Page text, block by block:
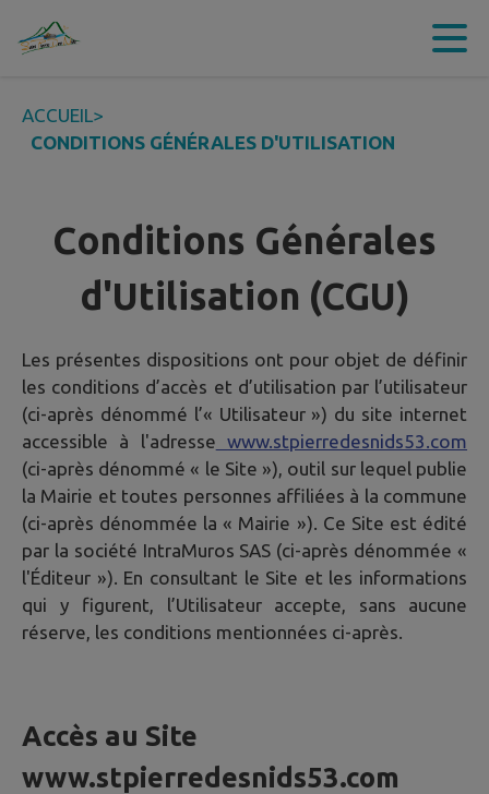
Contenu
ACCUEIL>
CONDITIONS GÉNÉRALES D'UTILISATION
Conditions Générales
d'Utilisation (CGU)
Les présentes dispositions ont pour objet de définir
les conditions d’accès et d’utilisation par l’utilisateur
(ci-après dénommé l’« Utilisateur ») du site internet
accessible à l'adresse www.stpierredesnids53.com
(ci-après dénommé « le Site »), outil sur lequel publie
la Mairie et toutes personnes affiliées à la commune
(ci-après dénommée la « Mairie »). Ce Site est édité
par la société IntraMuros SAS (ci-après dénommée «
l'Éditeur »). En consultant le Site et les informations
qui y figurent, l’Utilisateur accepte, sans aucune
réserve, les conditions mentionnées ci-après.
Accès au Site
www.stpierredesnids53.com